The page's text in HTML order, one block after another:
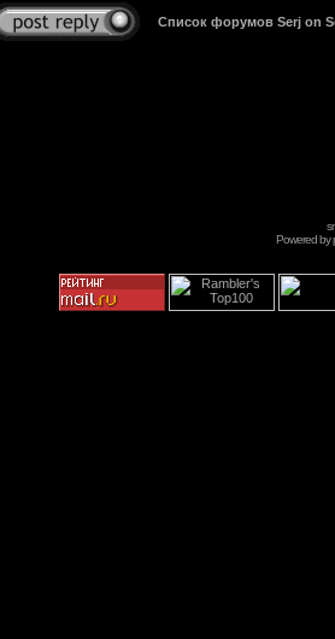
Список форумов Serj on
Powered by